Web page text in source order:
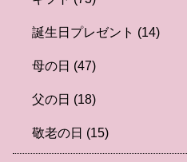
誕生日プレゼント (14)
母の日 (47)
父の日 (18)
敬老の日 (15)